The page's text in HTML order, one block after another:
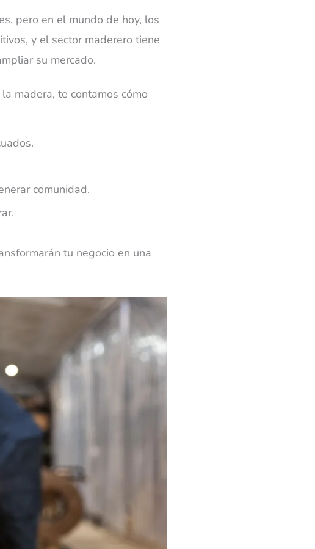
pero en el mundo de hoy, los
y el sector maderero tiene
su mercado.
madera, te contamos cómo
comunidad.
tu negocio en una